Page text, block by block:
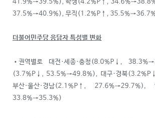
41.9%→39.5%), 학생(4.2%P↑,
37.5%→40.9%), 무직(1.2%P↑,
더불어민주당 응답자 특성별 변화
•권역별로 대전·세종·충청(8.0%P↓,
(3.7%P↓, 53.5%→49.8%), 대구·경북
부산·울산·경남(2.1%P↑, 27.6%→29.7%),
33.8%→35.3%)